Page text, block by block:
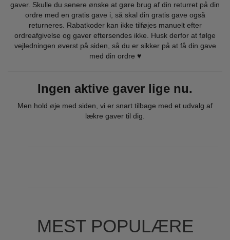
gaver. Skulle du senere ønske at gøre brug af din returret på din
ordre med en gratis gave i, så skal din gratis gave også
returneres. Rabatkoder kan ikke tilføjes manuelt efter
ordreafgivelse og gaver eftersendes ikke. Husk derfor at følge
vejledningen øverst på siden, så du er sikker på at få din gave
med din ordre ♥
Ingen aktive gaver lige nu.
Men hold øje med siden, vi er snart tilbage med et udvalg af
lækre gaver til dig.
MEST POPULÆRE